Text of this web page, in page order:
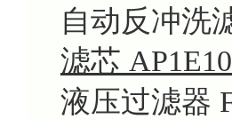
自动反冲洗
滤芯
液压过滤器